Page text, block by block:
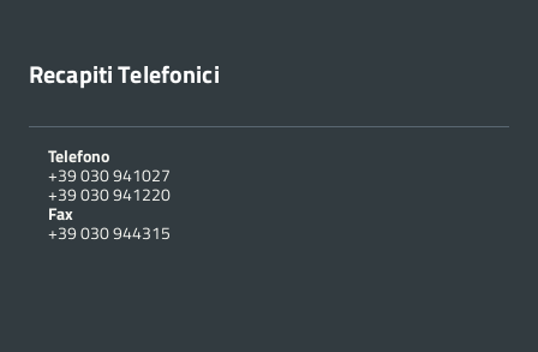
Recapiti Telefonici
Telefono
+39 030 941027
+39 030 941220
Fax
+39 030 944315